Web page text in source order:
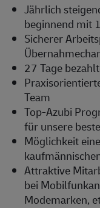
Jährlich
beginnend mit
Sicherer
27 Tage
Team
Top-Azubi
für unsere
Möglichkeit
Attraktive
bei
Modemarken,